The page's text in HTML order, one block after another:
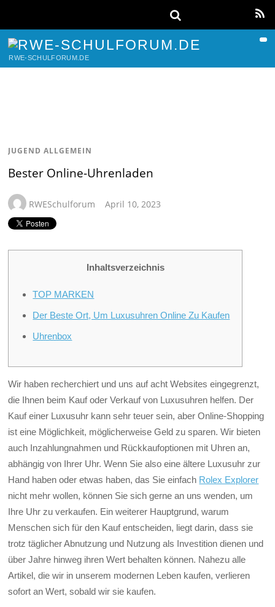
RWE-SCHULFORUM.DE
JUGEND ALLGEMEIN
Bester Online-Uhrenladen
RWESchulforum April 10, 2023
Inhaltsverzeichnis
TOP MARKEN
Der Beste Ort, Um Luxusuhren Online Zu Kaufen
Uhrenbox
Wir haben recherchiert und uns auf acht Websites eingegrenzt,
die Ihnen beim Kauf oder Verkauf von Luxusuhren helfen. Der
Kauf einer Luxusuhr kann sehr teuer sein, aber Online-Shopping
ist eine Möglichkeit, möglicherweise Geld zu sparen. Wir bieten
auch Inzahlungnahmen und Rückkaufoptionen mit Uhren an,
abhängig von Ihrer Uhr. Wenn Sie also eine ältere Luxusuhr zur
Hand haben oder etwas haben, das Sie einfach Rolex Explorer
nicht mehr wollen, können Sie sich gerne an uns wenden, um
Ihre Uhr zu verkaufen. Ein weiterer Hauptgrund, warum
Menschen sich für den Kauf entscheiden, liegt darin, dass sie
trotz täglicher Abnutzung und Nutzung als Investition dienen und
über Jahre hinweg ihren Wert behalten können. Nahezu alle
Artikel, die wir in unserem modernen Leben kaufen, verlieren
sofort an Wert, sobald wir sie kaufen.